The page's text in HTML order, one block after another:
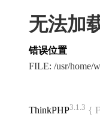
无法加
错误位置
FILE: /usr/home/
ThinkPHP3.1.3 {